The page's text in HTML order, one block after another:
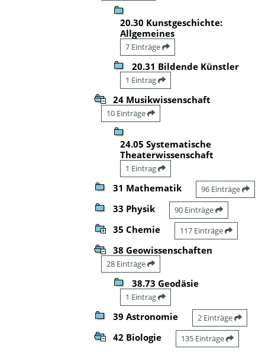
20.30 Kunstgeschichte:
Allgemeines
7 Einträge
20.31 Bildende Künstler
1 Eintrag
24 Musikwissenschaft
10 Einträge
24.05 Systematische
Theaterwissenschaft
1 Eintrag
31 Mathematik 96 Einträge
33 Physik 90 Einträge
35 Chemie 117 Einträge
38 Geowissenschaften
28 Einträge
38.73 Geodäsie
1 Eintrag
39 Astronomie 2 Einträge
42 Biologie 135 Einträge